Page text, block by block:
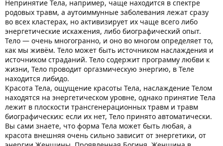
Непринятие Тела, например, чаще находится в спектре
родовых травм, а аутоиммунные заболевания лежат сразу
во всех кластерах, но активизирует их чаще всего либо
энергетические искажения, либо биографический опыт.
Тело — очень многогранно, и оно во многом определяет то,
как мы живём. Тело может быть источником наслаждения и
источником страданий. Тело содержит программу любви к
жизни, Тело проводит оргазмическую энергию, в Теле
находится либидо.
Красота Тела, ощущение красоты Тела, наслаждение Телом
находятся на энергетическом уровне, однако принятие Тела
лежит в плоскости трансгенерационных травм и травм
биографических: если их нет, Тело принято автоматически.
Вы сами знаете, что форма Тела может быть любая, а
красота внешняя очень сильно зависит от энергетики, от